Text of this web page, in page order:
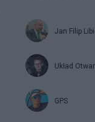
Jan Filip
Układ
GPS